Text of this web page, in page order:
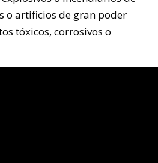
o artificios de gran poder
tóxicos, corrosivos o